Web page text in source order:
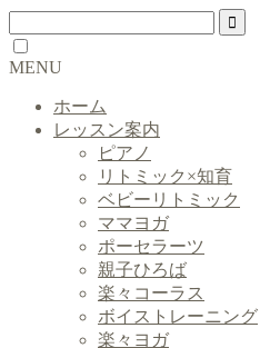
MENU
ホーム
レッスン案内
ピアノ
リトミック×知育
ベビーリトミック
ママヨガ
ポーセラーツ
親子ひろば
楽々コーラス
ボイストレーニング
楽々ヨガ